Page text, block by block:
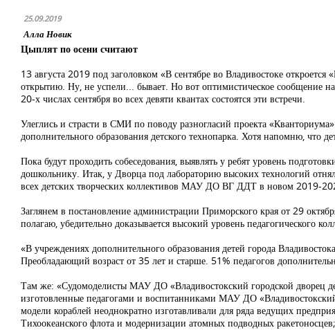
25.09.2019
Алла Новик
Цыплят по осени считают
13 августа 2019 под заголовком «В сентябре во Владивостоке
открытию. Ну, не успели... бывает. Но вот оптимистическое сообщение
20-х числах сентября во всех девяти квантах состоятся эти встречи.
Улеглись и страсти в СМИ по поводу разногласий проекта
дополнительного образования детского технопарка. Хотя напомню, что
Пока будут проходить собеседования, выявлять у ребят уровень
дошкольнику. Итак, у Дворца под лабораторию высоких технологий
всех детских творческих коллективов МАУ ДО ВГ ДДТ в новом 2019-
Заглянем в постановление администрации Приморского края от 29
полагаю, убедительно доказывается высокий уровень педагогического
«В учреждениях дополнительного образования детей города
Преобладающий возраст от 35 лет и старше. 51% педагогов
Там же: «Судомоделисты МАУ ДО «Владивостокский городской дворец
изготовленные педагогами и воспитанниками МАУ ДО
модели кораблей неоднократно изготавливали для ряда ведущих
Тихоокеанского флота и модернизации атомных подводных